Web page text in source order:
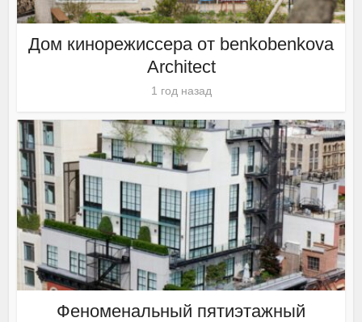
Дом кинорежиссера от benkobenkova
Architect
1 год назад
Феноменальный пятиэтажный